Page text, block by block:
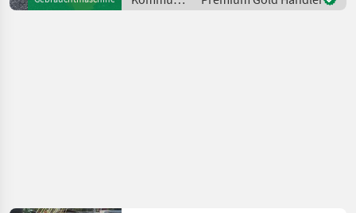
Walzenstreuer -
/ Hydrac